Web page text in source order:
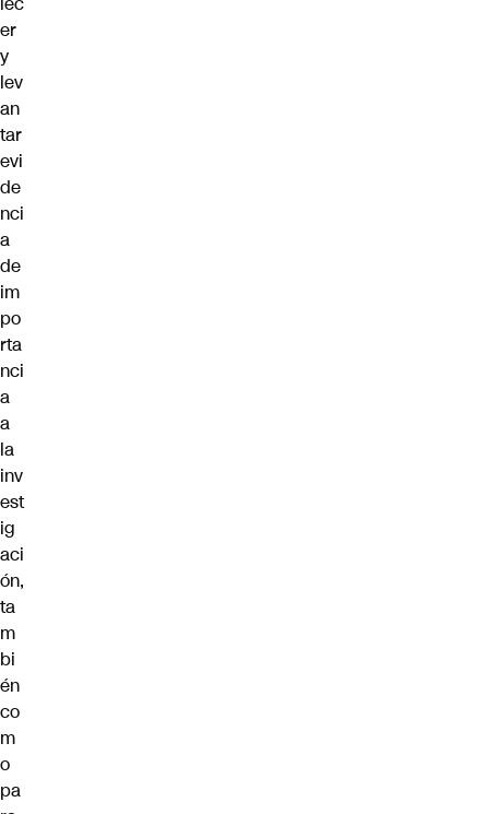
er
y
lev
an
tar
evi
de
nci
a
de
im
po
rta
nci
a
a
la
inv
est
ig
aci
ón,
ta
m
bi
én
co
m
o
pa